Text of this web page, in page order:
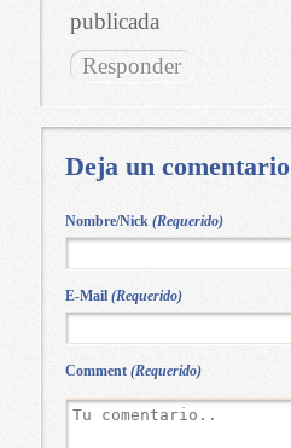
publicada
Responder
Deja un comentario
Comment (Requerido)
Nombre/Nick (Requerido)
E-Mail (Requerido)